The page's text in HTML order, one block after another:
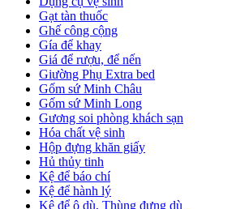
Gạt tàn thuốc
Ghế công cộng
Gía để khay
Giá để rượu, để nến
Giường Phụ Extra bed
Gốm sứ Minh Châu
Gốm sứ Minh Long
Gương soi phòng khách sạn
Hóa chất vệ sinh
Hộp đựng khăn giấy
Hủ thủy tinh
Kệ để báo chí
Kệ để hành lý
Kệ để ô dù, Thùng đựng dù